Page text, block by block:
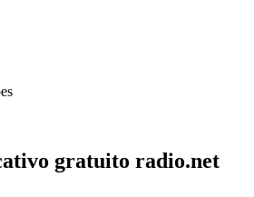
gratuito radio.net